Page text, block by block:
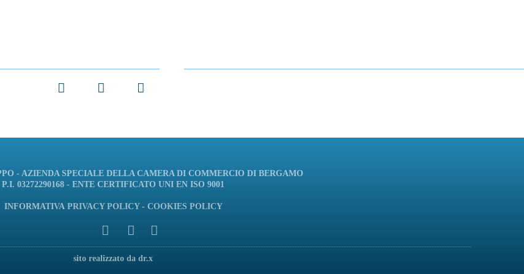
Facebook
- AZIENDA SPECIALE DELLA CAMERA DI COMMERCIO DI BERGAMO
P.I. 03272290168 - ENTE CERTIFICATO UNI EN ISO 9001
INFORMATIVA PRIVACY POLICY- COOKIES POLICY
sito realizzato da dr.x